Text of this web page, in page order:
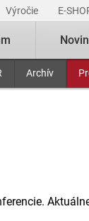
Výročie E-
Archív